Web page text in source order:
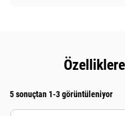
5 sonuçtan 1-3 görüntüleniyor